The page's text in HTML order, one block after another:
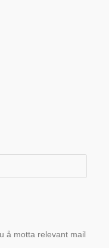
å motta relevant mail